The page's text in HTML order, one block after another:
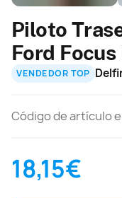
Piloto
Ford
VENDEDOR TOP
Código de artículo
18,15€